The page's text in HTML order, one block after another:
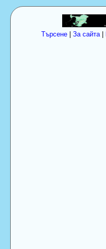
Търсене| За сайта|